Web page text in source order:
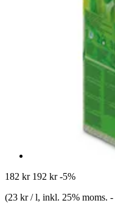
182 kr 192 kr -5%
(23 kr / l, inkl. 25% moms. -